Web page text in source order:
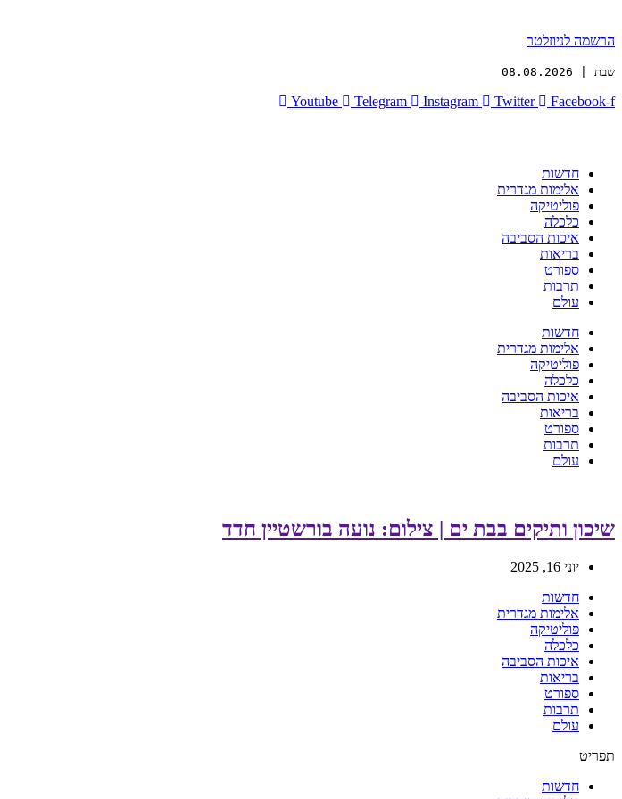
הרשמה לניוזלטר
שבת | 08.08.2026
Youtube Telegram Instagram Twitter Facebook-f
חדשות
אלימות מגדרית
פוליטיקה
כלכלה
איכות הסביבה
בריאות
ספורט
תרבות
עולם
חדשות
אלימות מגדרית
פוליטיקה
כלכלה
איכות הסביבה
בריאות
ספורט
תרבות
עולם
שיכון ותיקים בבת ים | צילום: נועה בורשטיין חדד
יוני 16, 2025
חדשות
אלימות מגדרית
פוליטיקה
כלכלה
איכות הסביבה
בריאות
ספורט
תרבות
עולם
תפריט
חדשות